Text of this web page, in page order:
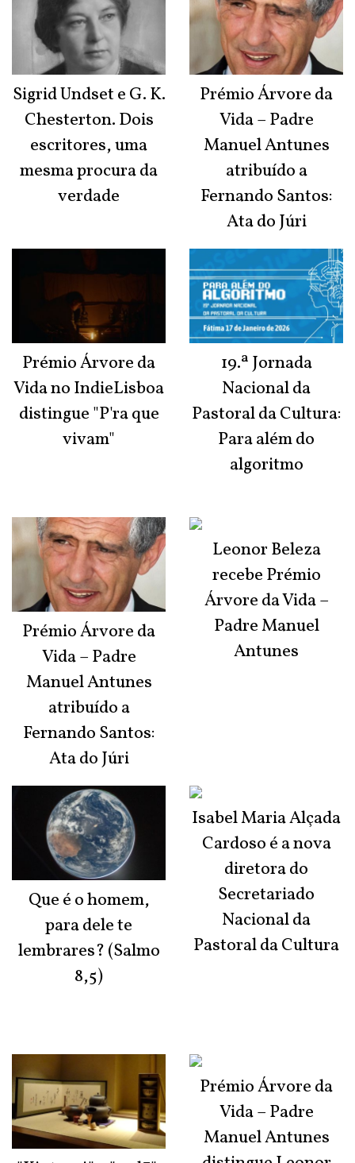
Sigrid Undset e G. K.
Chesterton. Dois
escritores, uma
mesma procura da
verdade
Prémio Árvore da
Vida no IndieLisboa
distingue "P'ra que
vivam"
Prémio Árvore da
Vida – Padre
Manuel Antunes
atribuído a
Fernando Santos:
Ata do Júri
Que é o homem,
para dele te
lembrares? (Salmo
8,5)
Prémio Árvore da
Vida – Padre
Manuel Antunes
atribuído a
Fernando Santos:
Ata do Júri
19.ª Jornada
Nacional da
Pastoral da Cultura:
Para além do
algoritmo
Leonor Beleza
recebe Prémio
Árvore da Vida –
Padre Manuel
Antunes
Isabel Maria Alçada
Cardoso é a nova
diretora do
Secretariado
Nacional da
Pastoral da Cultura
Prémio Árvore da
Vida – Padre
Manuel Antunes